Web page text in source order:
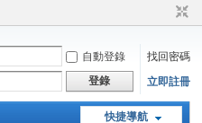
自動登錄
找回密碼
登錄 立即註冊
快捷導航